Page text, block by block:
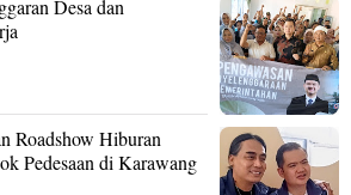
Desa dan
Roadshow Hiburan
Pedesaan di Karawang